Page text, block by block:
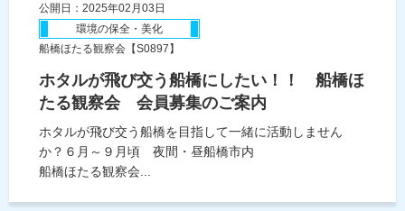
公開日：2025年02月03日
環境の保全・美化
船橋ほたる観察会【S0897】
ホタルが飛び交う船橋にしたい！！ 船橋ほ
たる観察会 会員募集のご案内
ホタルが飛び交う船橋を目指して一緒に活動しません
か？６月～９月頃 夜間・昼船橋市内
船橋ほたる観察会...